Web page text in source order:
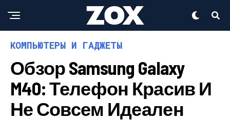
КОМПЬЮТЕРЫ И ГАДЖЕТЫ
Обзор Samsung Galaxy
M40: Телефон Красив И
Не Совсем Идеален